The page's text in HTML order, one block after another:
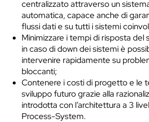
centralizzato attraverso un
automatica, capace anche di
flussi dati e su tutti i sistemi
Minimizzare i tempi di risposta del
in caso di down dei sistemi è
intervenire rapidamente su
bloccanti;
Contenere i costi di progetto e le
sviluppo futuro grazie alla
introdotta con l’architettura a 3
Process-System.